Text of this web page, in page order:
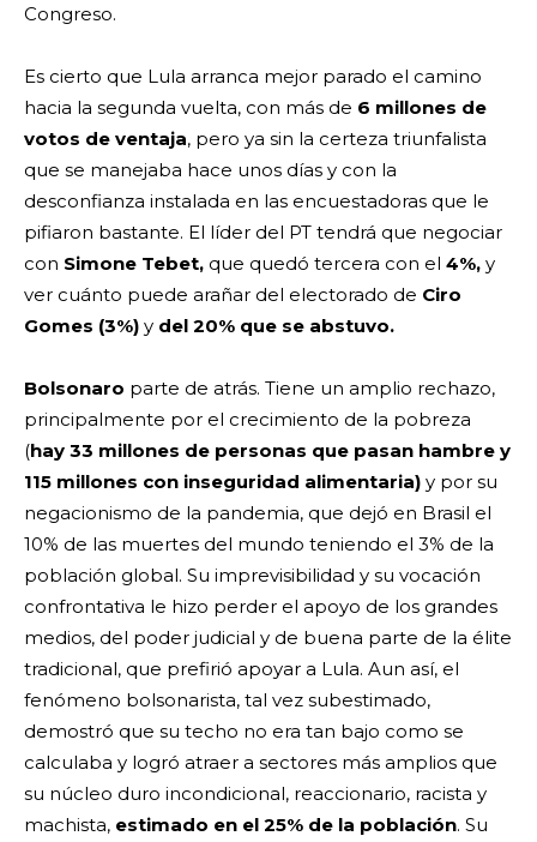
Congreso.
Es cierto que Lula arranca mejor parado el camino
hacia la segunda vuelta, con más de 6 millones de
votos de ventaja, pero ya sin la certeza triunfalista
que se manejaba hace unos días y con la
desconfianza instalada en las encuestadoras que le
pifiaron bastante. El líder del PT tendrá que negociar
con Simone Tebet, que quedó tercera con el 4%, y
ver cuánto puede arañar del electorado de Ciro
Gomes (3%) y del 20% que se abstuvo.
Bolsonaro parte de atrás. Tiene un amplio rechazo,
principalmente por el crecimiento de la pobreza
(hay 33 millones de personas que pasan hambre y
115 millones con inseguridad alimentaria) y por su
negacionismo de la pandemia, que dejó en Brasil el
10% de las muertes del mundo teniendo el 3% de la
población global. Su imprevisibilidad y su vocación
confrontativa le hizo perder el apoyo de los grandes
medios, del poder judicial y de buena parte de la élite
tradicional, que prefirió apoyar a Lula. Aun así, el
fenómeno bolsonarista, tal vez subestimado,
demostró que su techo no era tan bajo como se
calculaba y logró atraer a sectores más amplios que
su núcleo duro incondicional, reaccionario, racista y
machista, estimado en el 25% de la población. Su